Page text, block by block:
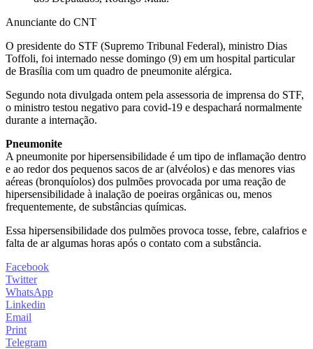
Anunciante do CNT
O presidente do STF (Supremo Tribunal Federal), ministro Dias
Toffoli, foi internado nesse domingo (9) em um hospital particular
de Brasília com um quadro de pneumonite alérgica.
Segundo nota divulgada ontem pela assessoria de imprensa do STF,
o ministro testou negativo para covid-19 e despachará normalmente
durante a internação.
Pneumonite
A pneumonite por hipersensibilidade é um tipo de inflamação dentro
e ao redor dos pequenos sacos de ar (alvéolos) e das menores vias
aéreas (bronquíolos) dos pulmões provocada por uma reação de
hipersensibilidade à inalação de poeiras orgânicas ou, menos
frequentemente, de substâncias químicas.
Essa hipersensibilidade dos pulmões provoca tosse, febre, calafrios e
falta de ar algumas horas após o contato com a substância.
Facebook
Twitter
WhatsApp
Linkedin
Email
Print
Telegram